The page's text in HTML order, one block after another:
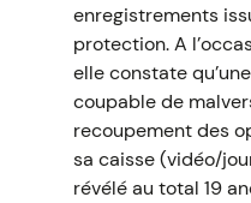
enregistrements
protection. A
elle constate
coupable de
recoupement des
sa caisse (vidéo/
révélé au total 19